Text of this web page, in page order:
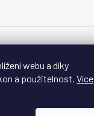
webu a díky
a použitelnost. Více